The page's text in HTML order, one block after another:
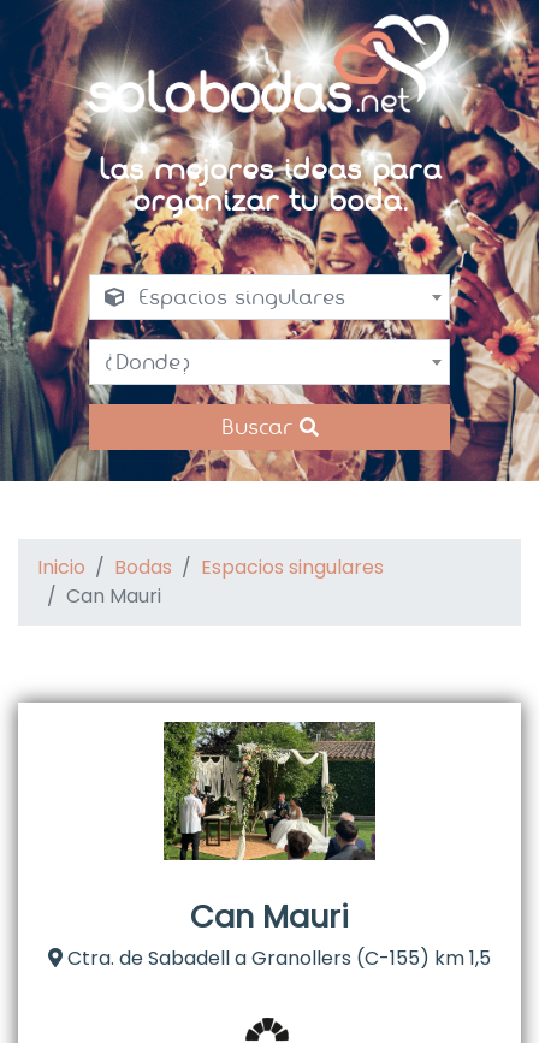
Las mejores ideas para
organizar tu boda.
Espacios singulares
¿Donde?
Buscar
Inicio Bodas
Espacios singulares
Can Mauri
Can Mauri
Ctra. de Sabadell a Granollers (C-155) km 1,5